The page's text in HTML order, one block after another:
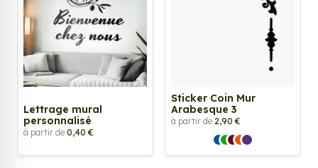
Lettrage mural
personnalisé
à partir de 0,40 €
Sticker Coin Mur
Arabesque 3
à partir de 2,90 €